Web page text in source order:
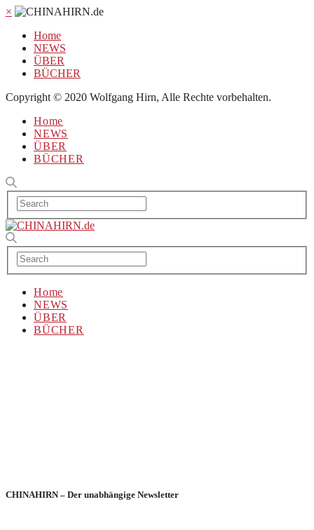
×
Home
NEWS
ÜBER
BÜCHER
Copyright © 2020 Wolfgang Hirn, Alle Rechte vorbehalten.
Home
NEWS
ÜBER
BÜCHER
Home
NEWS
ÜBER
BÜCHER
CHINAHIRN – Der unabhängige Newsletter